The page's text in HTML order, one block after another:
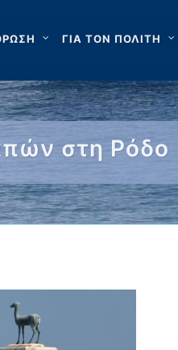
ΓΙΑ ΤΟΝ ΠΟΛΙΤΗ
στη Ρόδο